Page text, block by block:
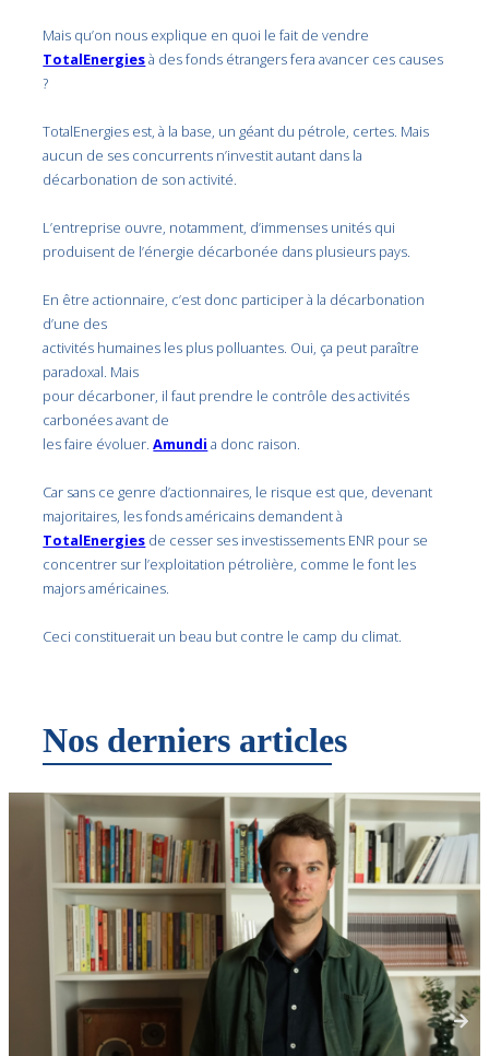
Mais qu’on nous explique en quoi le fait de vendre
TotalEnergiesà des fonds étrangers fera avancer ces causes
?
TotalEnergies est, à la base, un géant du pétrole, certes. Mais
aucun de ses concurrents n’investit autant dans la
décarbonation de son activité.
L’entreprise ouvre, notamment, d’immenses unités qui
produisent de l’énergie décarbonée dans plusieurs pays.
En être actionnaire, c’est donc participer à la décarbonation
d’une des
activités humaines les plus polluantes. Oui, ça peut paraître
paradoxal. Mais
pour décarboner, il faut prendre le contrôle des activités
carbonées avant de
les faire évoluer.Amundi a donc raison.
Car sans ce genre d’actionnaires, le risque est que, devenant
majoritaires, les fonds américains demandent à
TotalEnergies de cesser ses investissements ENR pour se
concentrer sur l’exploitation pétrolière, comme le font les
majors américaines.
Ceci constituerait un beau but contre le camp du climat.
Nos derniers articles